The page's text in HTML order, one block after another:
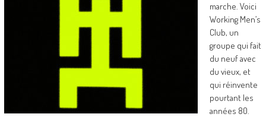
marche. Voici
Working Men’s
Club, un
groupe qui fait
du neuf avec
du vieux, et
qui réinvente
pourtant les
années 80.